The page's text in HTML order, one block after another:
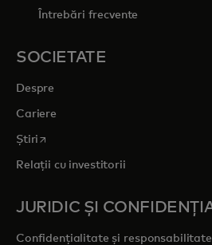
Întrebări frecvente
SOCIETATE
Despre
Cariere
Știri opens in a new tab
Relații cu investitorii
JURIDIC ȘI
Confidențialitate și